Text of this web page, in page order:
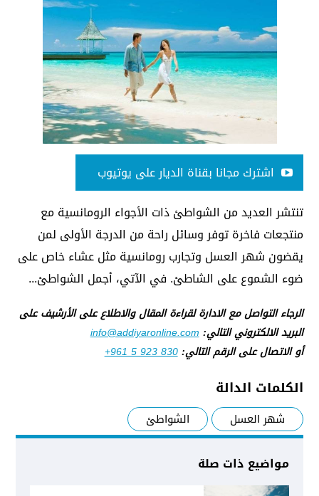
اشترك مجانا بقناة الديار على يوتيوب
تنتشر العديد من الشواطئ ذات الأجواء الرومانسية مع
منتجعات فاخرة توفر وسائل راحة من الدرجة الأولى لمن
يقضون شهر العسل وتجارب رومانسية مثل عشاء خاص على
ضوء الشموع على الشاطئ. في الآتي، أجمل الشواطئ...
الرجاء التواصل مع الادارة لقراءة المقال والاطلاع على الأرشيف على
البريد الالكتروني التالي:info@addiyaronline.com
أو الاتصال على الرقم التالي:+961 5 923 830
الكلمات الدالة
شهر العسل الشواطئ
مواضيع ذات صلة